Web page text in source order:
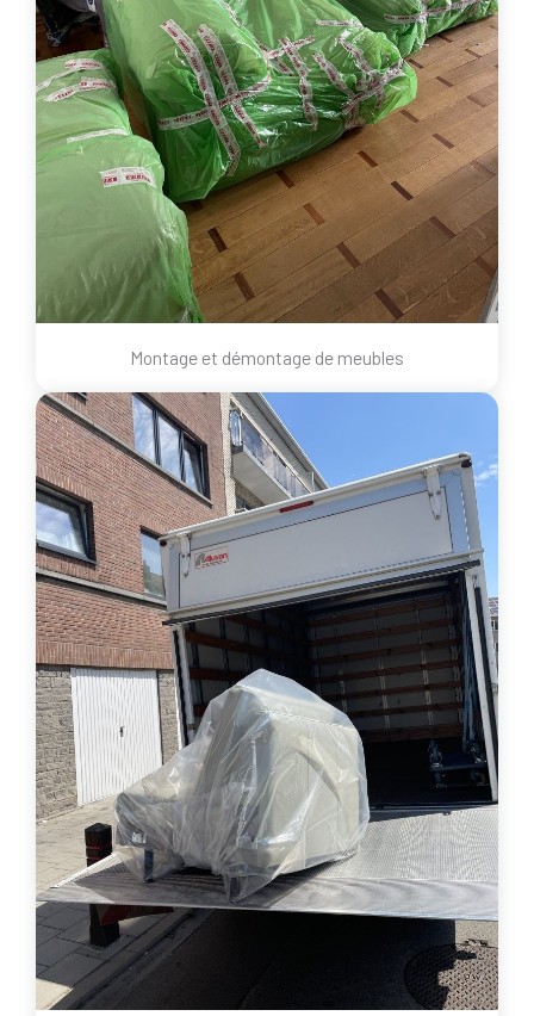
Montage et démontage de meubles